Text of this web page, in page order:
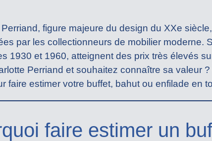
figure majeure du design du XXe
par les collectionneurs de mobilier moderne.
1930 et 1960, atteignent des prix très élevés
Perriand et souhaitez connaître sa valeur
faire estimer votre buffet, bahut ou enfilade en
faire estimer un